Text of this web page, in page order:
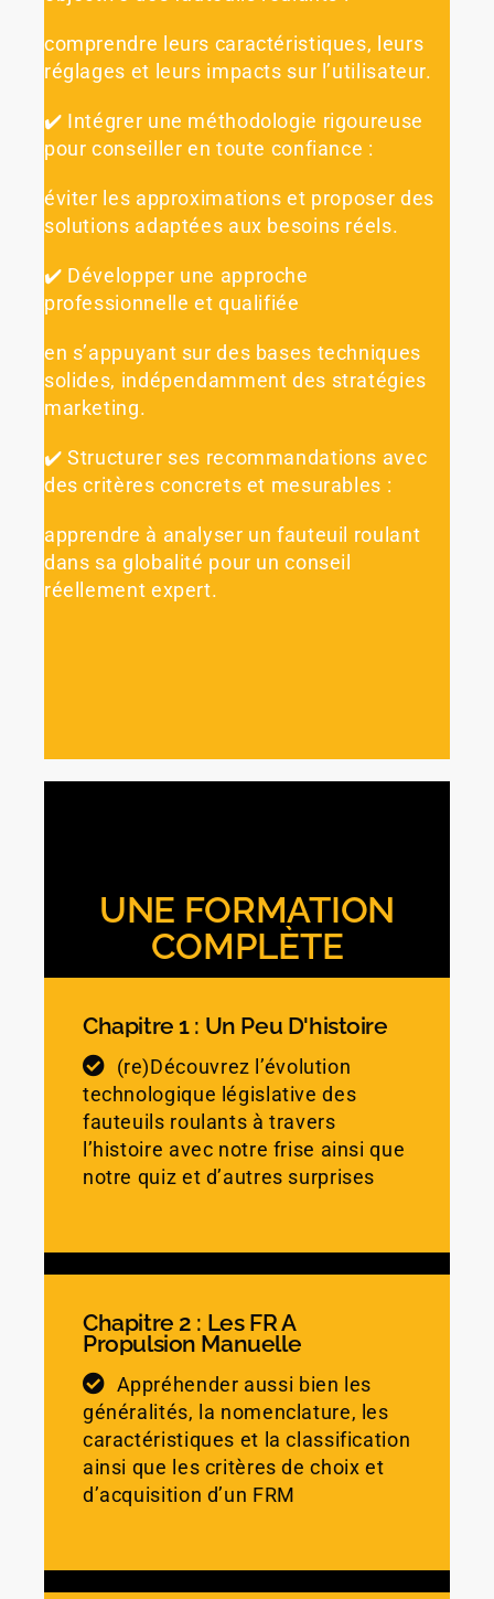
comprendre leurs caractéristiques, leurs
réglages et leurs impacts sur l’utilisateur.
✔️ Intégrer une méthodologie rigoureuse
pour conseiller en toute confiance :
éviter les approximations et proposer des
solutions adaptées aux besoins réels.
✔️ Développer une approche
professionnelle et qualifiée
en s’appuyant sur des bases techniques
solides, indépendamment des stratégies
marketing.
✔️ Structurer ses recommandations avec
des critères concrets et mesurables :
apprendre à analyser un fauteuil roulant
dans sa globalité pour un conseil
réellement expert.
UNE FORMATION
COMPLÈTE
Chapitre 1 : Un Peu D'histoire
(re)Découvrez l’évolution
technologique législative des
fauteuils roulants à travers
l’histoire avec notre frise ainsi que
notre quiz et d’autres surprises
Chapitre 2 : Les FR À
Propulsion Manuelle
Appréhender aussi bien les
généralités, la nomenclature, les
caractéristiques et la classification
ainsi que les critères de choix et
d’acquisition d’un FRM